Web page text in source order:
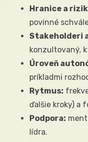
Hranice a
povinné
Stakeholderi a
konzultovaný,
Úroveň
príkladmi
Rytmus:
ďalšie kroky) a
Podpora:
lídra.